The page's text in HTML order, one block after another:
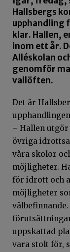
Hallsbergs
upphandling
klar. Hallen,
inom ett år.
Alléskolan
genomför
vallöften.
Det är
– Hallen
övriga
våra skolor
möjligheter.
för idrott och
möjligheter
uppskattad
vara stolt för,